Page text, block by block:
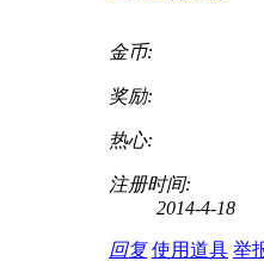
金币:
奖励:
热心:
注册时间:
2014-4-18
回复 使用道具 举